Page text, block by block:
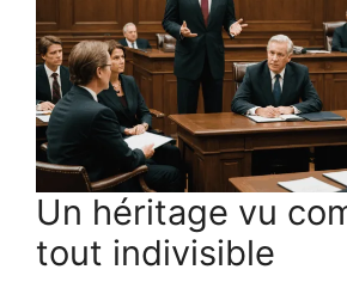
Un héritage vu
tout indivisible